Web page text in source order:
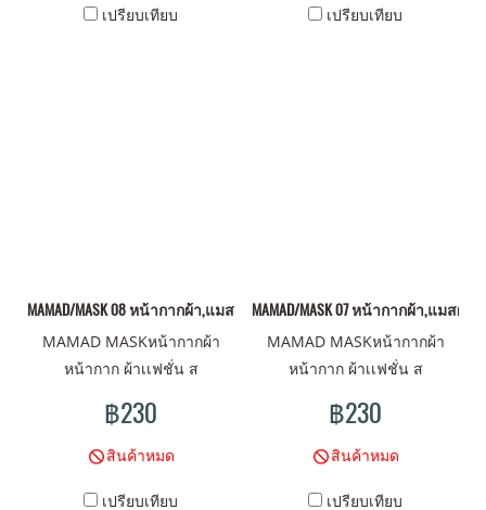
เปรียบเทียบ เปรียบเทียบ
MAMAD/MASK 08 หน้ากากผ้า,แมสผ้า,ผ้าปิดจมูก
MAMAD MASKหน้ากากผ้า
หน้ากาก ผ้าเเฟชั่น ส
ไม่เหมือนใคร มาพร้อม คุณภาพ
ผ้าเนื้อดี พร้อมปกป้องคุณ
฿230
สินค้าหมด
เปรียบเทียบ
MAMAD/MASK 07 หน้ากากผ้า,แมสผ้
MAMAD MASKหน้ากากผ้า
หน้ากาก ผ้าเเฟชั่น ส
ไม่เหมือนใคร มาพร้อม คุณภาพ
ผ้าเนื้อดี พร้อมปกป้องคุณ
฿230
สินค้าหมด
เปรียบเทียบ